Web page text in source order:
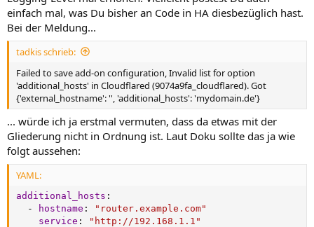
einfach mal, was Du bisher an Code in HA diesbezüglich hast.
Bei der Meldung...
tadkis schrieb:
Failed to save add-on configuration, Invalid list for option
'additional_hosts' in Cloudflared (9074a9fa_cloudflared). Got
{'external_hostname': '', 'additional_hosts': 'mydomain.de'}
... würde ich ja erstmal vermuten, dass da etwas mit der
Gliederung nicht in Ordnung ist. Laut Doku sollte das ja wie
folgt aussehen:
YAML:
additional_hosts :
-
hostname :
"router.example.com"
service :
"http://192.168.1.1"